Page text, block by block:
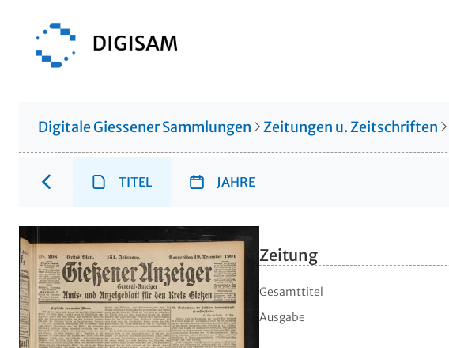
Digitale Giessener Sammlungen Zeitungen u. Zeitschriften
TITEL JAHRE
Zeitung
Gesamttitel
Ausgabe